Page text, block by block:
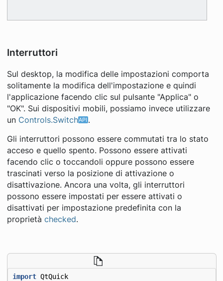
Interruttori
Sul desktop, la modifica delle impostazioni comporta
solitamente la modifica dell'impostazione e quindi
l'applicazione facendo clic sul pulsante "Applica" o
"OK". Sui dispositivi mobili, possiamo invece utilizzare
un Controls.Switch .
Gli interruttori possono essere commutati tra lo stato
acceso e quello spento. Possono essere attivati ​​
facendo clic o toccandoli oppure possono essere
trascinati verso la posizione di attivazione o
disattivazione. Ancora una volta, gli interruttori
possono essere impostati per essere attivati ​​o
disattivati ​​per impostazione predefinita con la
proprietà checked.
import QtQuick